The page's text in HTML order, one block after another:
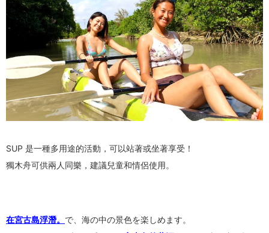
SUP 是一種多用途的活動，可以站著或坐著享受！
獨木舟可供兩人同樂，建議兒童和情侶使用。
在宮古島浮潛。 で、海の中の景色を楽しめます。